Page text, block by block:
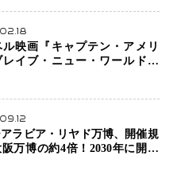
ル映画『キャプテン・アメリ
レイブ・ニュー・ワールド』
ク・ウィドウ役のシラ・ハー
ラビア・リヤド万博、開催規
万博の約4倍！2030年に開幕